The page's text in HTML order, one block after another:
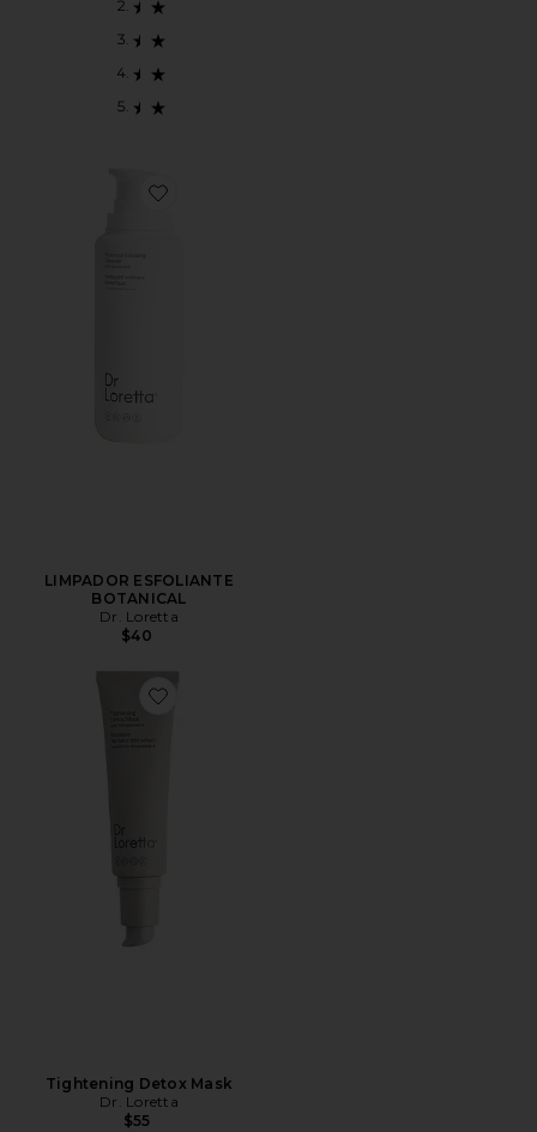
Favorite LIMPADOR ESFOLIANTE BOTANICAL
LIMPADOR ESFOLIANTE
BOTANICAL
Dr. Loretta
$40
Favorite Tightening Detox Mask
Tightening Detox Mask
Dr. Loretta
$55